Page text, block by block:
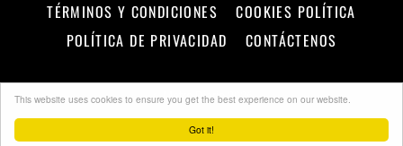
Got it!
This website uses cookies to ensure you get the best experience on our website.
TÉRMINOS Y CONDICIONES
COOKIES POLÍTICA
POLÍTICA DE PRIVACIDAD
CONTÁCTENOS
©Metro Diario2026